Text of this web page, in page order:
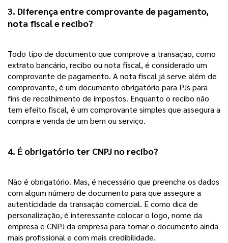
3. Diferença entre comprovante de pagamento,
nota fiscal e recibo?
Todo tipo de documento que comprove a transação, como
extrato bancário, recibo ou nota fiscal, é considerado um
comprovante de pagamento. A nota fiscal já serve além de
comprovante, é um documento obrigatório para PJs para
fins de recolhimento de impostos. Enquanto o recibo não
tem efeito fiscal, é um comprovante simples que assegura a
compra e venda de um bem ou serviço.
4. É obrigatório ter CNPJ no recibo?
Não é obrigatório. Mas, é necessário que preencha os dados
com algum número de documento para que assegure a
autenticidade da transação comercial. E como dica de
personalização, é interessante colocar o logo, nome da
empresa e CNPJ da empresa para tornar o documento ainda
mais profissional e com mais credibilidade.